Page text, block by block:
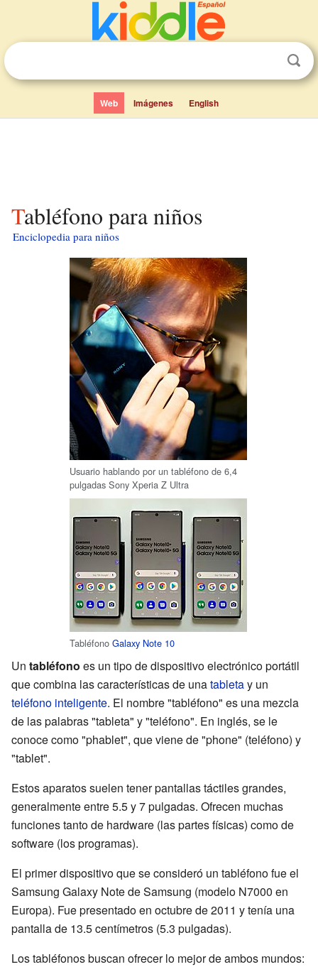
Web Imágenes English
Tabléfono para niños
Enciclopedia para niños
Usuario hablando por un tabléfono de 6,4
pulgadas Sony Xperia Z Ultra
Tabléfono Galaxy Note 10
Un tabléfono es un tipo de dispositivo electrónico portátil
que combina las características de unatabletay un
teléfono inteligente. El nombre "tabléfono" es una mezcla
de las palabras "tableta" y "teléfono". En inglés, se le
conoce como "phablet", que viene de "phone" (teléfono) y
"tablet".
Estos aparatos suelen tener pantallas táctiles grandes,
generalmente entre 5.5 y 7 pulgadas. Ofrecen muchas
funciones tanto de hardware (las partes físicas) como de
software (los programas).
El primer dispositivo que se consideró un tabléfono fue el
Samsung Galaxy Note de Samsung (modelo N7000 en
Europa). Fue presentado en octubre de 2011 y tenía una
pantalla de 13.5 centímetros (5.3 pulgadas).
Los tabléfonos buscan ofrecer lo mejor de ambos mundos: